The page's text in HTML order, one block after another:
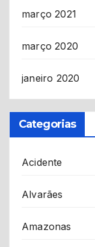
março 2021
março 2020
janeiro 2020
Categorias
Acidente
Alvarães
Amazonas